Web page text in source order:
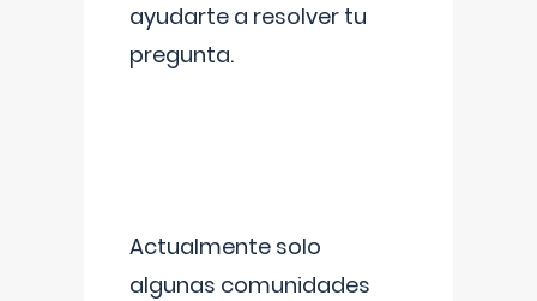
ayudarte a resolver tu
pregunta.
Actualmente solo
algunas comunidades